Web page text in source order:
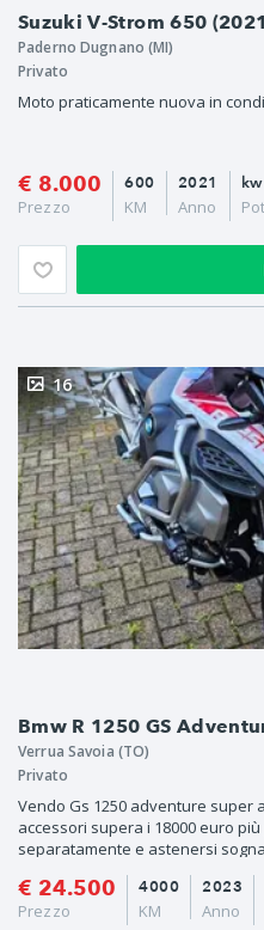
Suzuki V-Strom 650
Paderno Dugnano (MI)
Privato
Moto praticamente nuova in
€ 8.000
Prezzo
2021
Anno
600
KM
Bmw R 1250 GS
16
Verrua Savoia (TO)
Privato
Vendo Gs 1250 adventure super
accessori supera i 18000 euro
separatamente e astenersi
€ 24.500
Prezzo
2023
Anno
4000
KM